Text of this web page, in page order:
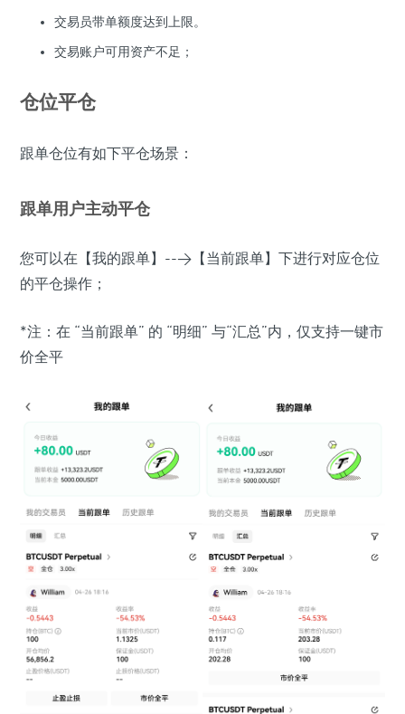
交易员带单额度达到上限。
交易账户可用资产不足；
仓位平仓
跟单仓位有如下平仓场景：
跟单用户主动平仓
您可以在【我的跟单】-->【当前跟单】下进行对应仓位
的平仓操作；
*注：在 “当前跟单” 的 “明细” 与“汇总”内，仅支持一键市
价全平